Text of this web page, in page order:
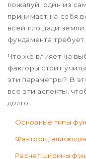
пожалуй, один из
принимает на себя
всей площади
фундамента требует
Что же влияет на
факторы стоит
эти параметры? В
все эти аспекты,
долго.
Основные типы
Факторы,
Расчет ширины